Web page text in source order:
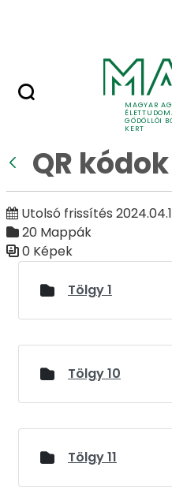
MAGYAR
GÖDÖLLŐI
KERT
QR kódok
VisszaQR kódok
Utolsó frissítés
20 Mappák
0 Képek
Tölgy 1
Tölgy 10
Tölgy 11